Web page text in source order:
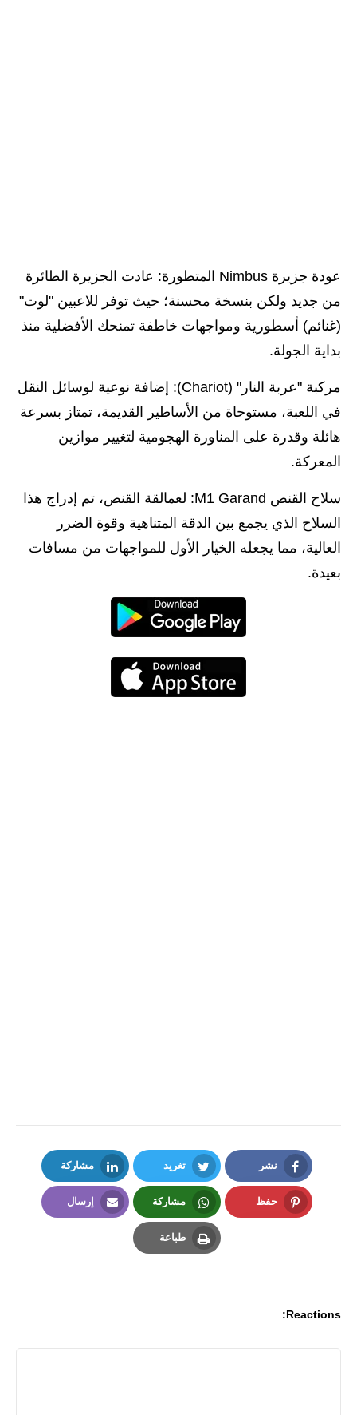
عودة جزيرة Nimbus المتطورة: عادت الجزيرة الطائرة
من جديد ولكن بنسخة محسنة؛ حيث توفر للاعبين "لوت"
(غنائم) أسطورية ومواجهات خاطفة تمنحك الأفضلية منذ
بداية الجولة.
مركبة "عربة النار" (Chariot): إضافة نوعية لوسائل النقل
في اللعبة، مستوحاة من الأساطير القديمة، تمتاز بسرعة
هائلة وقدرة على المناورة الهجومية لتغيير موازين
المعركة.
سلاح القنص M1 Garand: لعمالقة القنص، تم إدراج هذا
السلاح الذي يجمع بين الدقة المتناهية وقوة الضرر
العالية، مما يجعله الخيار الأول للمواجهات من مسافات
بعيدة.
نشر
Facebook
تغريد
Twitter
مشاركة
LinkedIn
حفظ مشاركة
Whatsapp
إرسال
طباعة
Reactions: